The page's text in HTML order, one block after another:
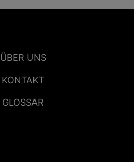
ÜBER UNS
KONTAKT
GLOSSAR